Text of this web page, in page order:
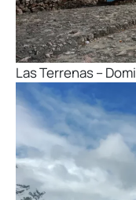
Las Terrenas –